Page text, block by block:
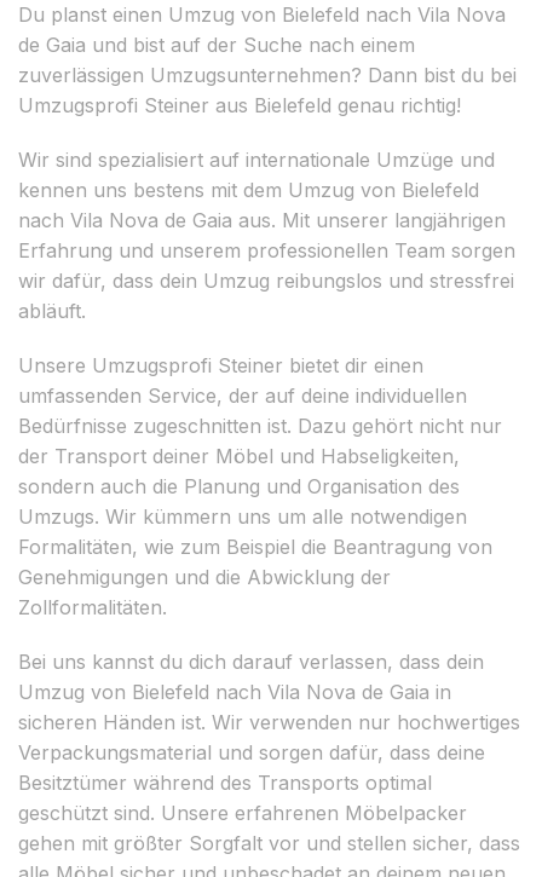
Du planst einen Umzug von Bielefeld nach Vila Nova
de Gaia und bist auf der Suche nach einem
zuverlässigen Umzugsunternehmen? Dann bist du bei
Umzugsprofi Steiner aus Bielefeld genau richtig!
Wir sind spezialisiert auf internationale Umzüge und
kennen uns bestens mit dem Umzug von Bielefeld
nach Vila Nova de Gaia aus. Mit unserer langjährigen
Erfahrung und unserem professionellen Team sorgen
wir dafür, dass dein Umzug reibungslos und stressfrei
abläuft.
Unsere Umzugsprofi Steiner bietet dir einen
umfassenden Service, der auf deine individuellen
Bedürfnisse zugeschnitten ist. Dazu gehört nicht nur
der Transport deiner Möbel und Habseligkeiten,
sondern auch die Planung und Organisation des
Umzugs. Wir kümmern uns um alle notwendigen
Formalitäten, wie zum Beispiel die Beantragung von
Genehmigungen und die Abwicklung der
Zollformalitäten.
Bei uns kannst du dich darauf verlassen, dass dein
Umzug von Bielefeld nach Vila Nova de Gaia in
sicheren Händen ist. Wir verwenden nur hochwertiges
Verpackungsmaterial und sorgen dafür, dass deine
Besitztümer während des Transports optimal
geschützt sind. Unsere erfahrenen Möbelpacker
gehen mit größter Sorgfalt vor und stellen sicher, dass